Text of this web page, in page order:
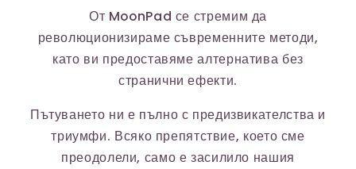
От MoonPad се стремим да
революционизираме съвременните методи,
като ви предоставяме алтернатива без
странични ефекти.
Пътуването ни е пълно с предизвикателства и
триумфи. Всяко препятствие, което сме
преодолели, само е засилило нашия